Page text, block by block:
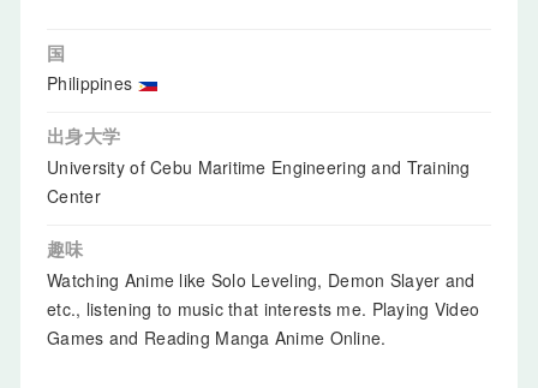
国
Philippines
出身大学
University of Cebu Maritime Engineering and Training
Center
趣味
Watching Anime like Solo Leveling, Demon Slayer and
etc., listening to music that interests me. Playing Video
Games and Reading Manga Anime Online.